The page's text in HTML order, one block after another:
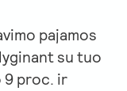
pajamos
su tuo
9 proc. ir